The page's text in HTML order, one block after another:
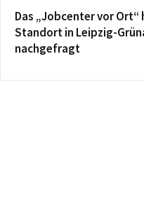
Das „Jobcenter vor Ort“
Standort in Leipzig-
nachgefragt